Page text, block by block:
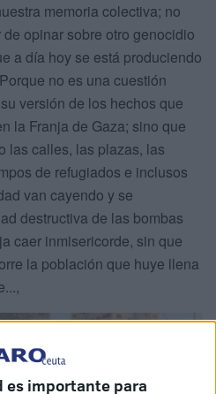
es importante para
memoria colectiva; no
opinar sobre otro genocidio
a día hoy se está produciendo
no es una cuestión
versión de los hechos que
la Franja de Gaza; sino que
las calles, las plazas, las
de refugiados e inclusos
van cayendo y se
destructiva de las bombas
caer inmisericorde, sin que
la población que huye llena